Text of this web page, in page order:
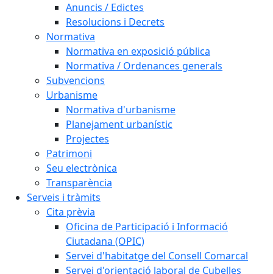
Anuncis / Edictes
Resolucions i Decrets
Normativa
Normativa en exposició pública
Normativa / Ordenances generals
Subvencions
Urbanisme
Normativa d'urbanisme
Planejament urbanístic
Projectes
Patrimoni
Seu electrònica
Transparència
Serveis i tràmits
Cita prèvia
Oficina de Participació i Informació
Ciutadana (OPIC)
Servei d'habitatge del Consell Comarcal
Servei d'orientació laboral de Cubelles